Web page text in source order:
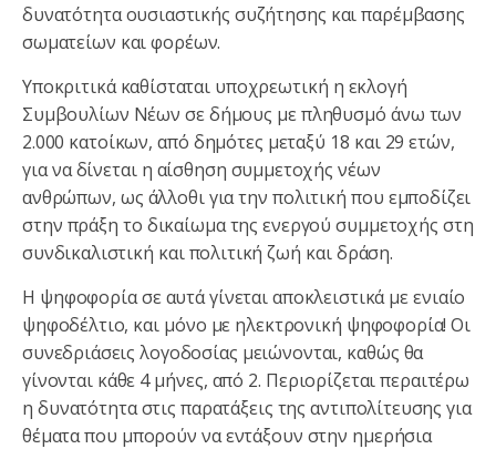
δυνατότητα ουσιαστικής συζήτησης και παρέμβασης
σωματείων και φορέων.
Υποκριτικά καθίσταται υποχρεωτική η εκλογή
Συμβουλίων Νέων σε δήμους με πληθυσμό άνω των
2.000 κατοίκων, από δημότες μεταξύ 18 και 29 ετών,
για να δίνεται η αίσθηση συμμετοχής νέων
ανθρώπων, ως άλλοθι για την πολιτική που εμποδίζει
στην πράξη το δικαίωμα της ενεργού συμμετοχής στη
συνδικαλιστική και πολιτική ζωή και δράση.
Η ψηφοφορία σε αυτά γίνεται αποκλειστικά με ενιαίο
ψηφοδέλτιο, και μόνο με ηλεκτρονική ψηφοφορία! Οι
συνεδριάσεις λογοδοσίας μειώνονται, καθώς θα
γίνονται κάθε 4 μήνες, από 2. Περιορίζεται περαιτέρω
η δυνατότητα στις παρατάξεις της αντιπολίτευσης για
θέματα που μπορούν να εντάξουν στην ημερήσια